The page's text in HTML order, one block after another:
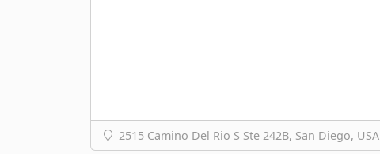
2515 Camino Del Rio S Ste 242B, San Diego, USA